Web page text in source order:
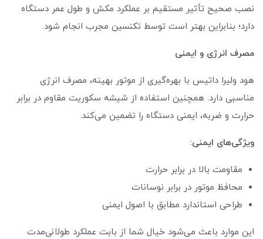
نصب صحیح تأثیر مستقیم بر عملکرد مکش و طول عمر دستگاه
دارد؛ بنابراین بهتر است توسط تکنسین مجرب انجام شود.
مصرف انرژی و ایمنی
هود ولیرا داتیس با بهره‌گیری از موتور بهینه، مصرف انرژی
مناسبی دارد. همچنین استفاده از شیشه سکوریت مقاوم در برابر
حرارت و ضربه، ایمنی دستگاه را تضمین می‌کند.
ویژگی‌های ایمنی:
مقاومت بالا در برابر حرارت
محافظ موتور در برابر نوسانات
طراحی استاندارد مطابق با اصول ایمنی
این موارد باعث می‌شود خیال شما از بابت عملکرد طولانی‌مدت